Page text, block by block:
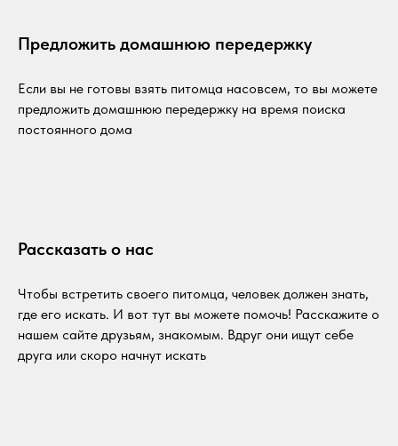
Предложить домашнюю передержку
Если вы не готовы взять питомца насовсем, то вы можете
предложить домашнюю передержку на время поиска
постоянного дома
Рассказать о нас
Чтобы встретить своего питомца, человек должен знать,
где его искать. И вот тут вы можете помочь! Расскажите о
нашем сайте друзьям, знакомым. Вдруг они ищут себе
друга или скоро начнут искать